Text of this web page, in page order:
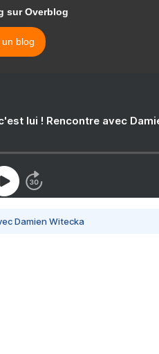
sur Overblog
blog
lui ! Rencontre avec
Damien Witecka